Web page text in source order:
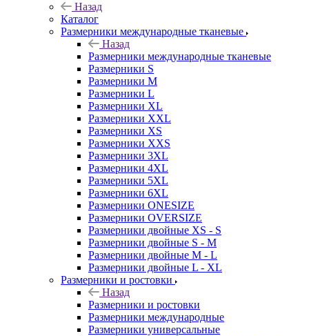
Назад
Каталог
Размерники международные тканевые
Назад
Размерники международные тканевые
Размерники S
Размерники M
Размерники L
Размерники XL
Размерники XXL
Размерники XS
Размерники XXS
Размерники 3XL
Размерники 4XL
Размерники 5XL
Размерники 6XL
Размерники ONESIZE
Размерники OVERSIZE
Размерники двойные XS - S
Размерники двойные S - M
Размерники двойные M - L
Размерники двойные L - XL
Размерники и ростовки
Назад
Размерники и ростовки
Размерники международные
Размерники универсальные